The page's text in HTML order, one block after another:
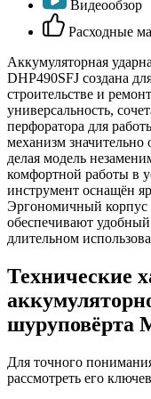
Видеообзор
Расходные
Аккумуляторная
DHP490SFJ создана
строительстве и
универсальность,
перфоратора для
механизм значительно
делая модель
комфортной работы в
инструмент оснащён
Эргономичный корпус
обеспечивают
длительном
Технические
шуруповёрта
Для точного
рассмотреть его